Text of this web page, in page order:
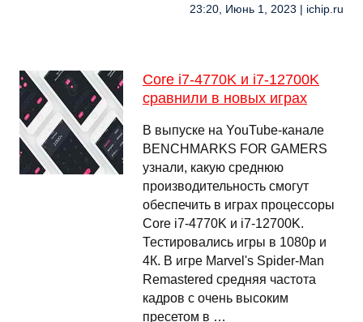
23:20, Июнь 1, 2023 | ichip.ru
Core i7-4770K и i7-12700K
сравнили в новых играх
В выпуске на YouTube-канале
BENCHMARKS FOR GAMERS
узнали, какую среднюю
производительность смогут
обеспечить в играх процессоры
Core i7-4770K и i7-12700K.
Тестировались игры в 1080p и
4К. В игре Marvel's Spider-Man
Remastered средняя частота
кадров с очень высоким
пресетом в …